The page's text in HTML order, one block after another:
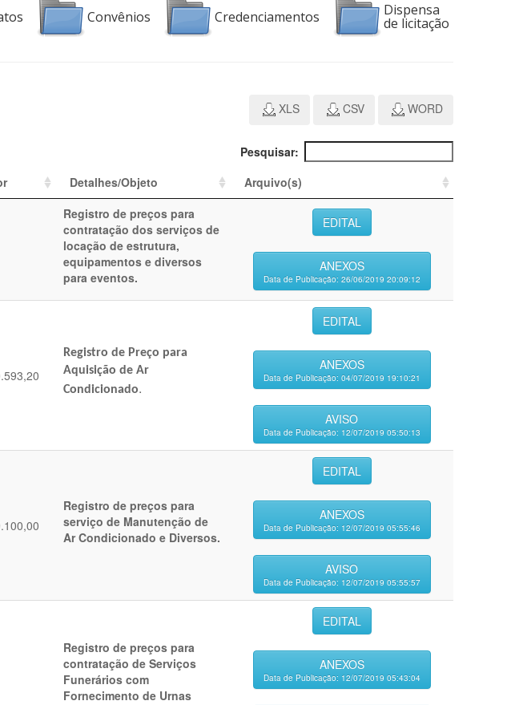
Convênios Credenciamentos Dispensa
de licitação
XLS CSV WORD
Pesquisar:
Detalhes/Objeto Arquivo(s)
Registro de preços para
contratação dos serviços de
locação de estrutura,
equipamentos e diversos
para eventos.
EDITAL
ANEXOS
Data de Publicação: 26/06/2019 20:09:12
Registro de Preço para
Aquisição de Ar
Condicionado.
EDITAL
ANEXOS
Data de Publicação: 04/07/2019 19:10:21
AVISO
Data de Publicação: 12/07/2019 05:50:13
Registro de preços para
serviço de Manutenção de
Ar Condicionado e Diversos.
EDITAL
ANEXOS
Data de Publicação: 12/07/2019 05:55:46
AVISO
Data de Publicação: 12/07/2019 05:55:57
Registro de preços para
contratação de Serviços
Funerários com
Fornecimento de Urnas
EDITAL
ANEXOS
Data de Publicação: 12/07/2019 05:43:04